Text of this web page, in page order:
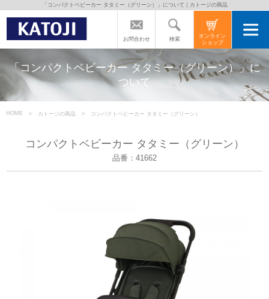
トップページ
カトージの商品
よくあるご質問
お問い合わせ
お問合わせ 検索
オンライン
ショップ
「コンパクトベビーカー タタミー（グリーン）」について｜カトージの商品
「コンパクトベビーカー タタミー（グリーン）」に
ついて
HOME カトージの商品 コンパクトベビーカー タタミー（グリーン）
コンパクトベビーカー タタミー（グリーン）
品番：41662